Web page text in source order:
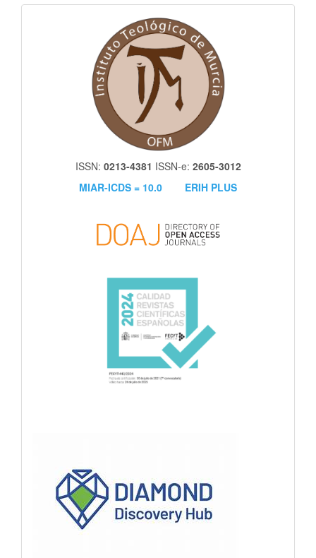
ISSN: 0213-4381 ISSN-e: 2605-3012
MIAR-ICDS = 10.0
ERIH PLUS